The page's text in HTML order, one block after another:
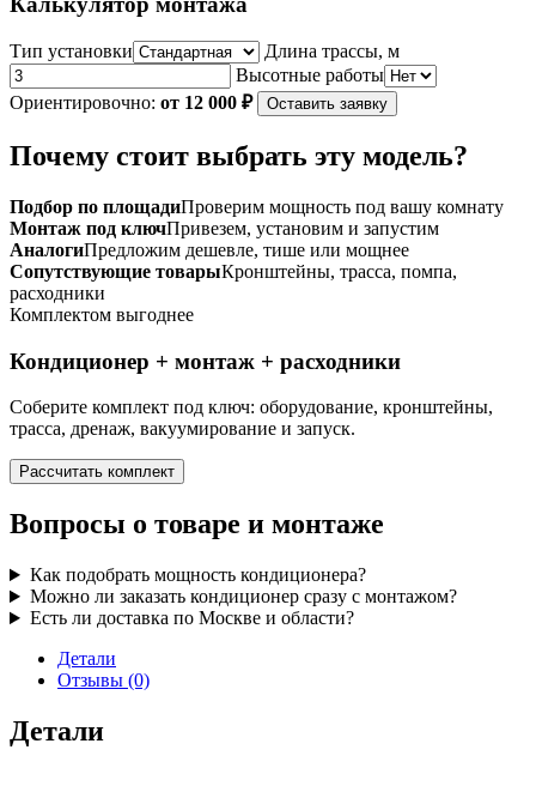
Тип установки
Длина трассы, м
Высотные работы
Ориентировочно: от 12 000 ₽ Оставить заявку
Почему стоит выбрать эту модель?
Подбор по площадиПроверим мощность под вашу комнату
Монтаж под ключПривезем, установим и запустим
АналогиПредложим дешевле, тише или мощнее
Сопутствующие товарыКронштейны, трасса, помпа,
расходники
Комплектом выгоднее
Кондиционер + монтаж + расходники
Соберите комплект под ключ: оборудование, кронштейны,
трасса, дренаж, вакуумирование и запуск.
Рассчитать комплект
Вопросы о товаре и монтаже
Как подобрать мощность кондиционера?
Можно ли заказать кондиционер сразу с монтажом?
Есть ли доставка по Москве и области?
Детали
Отзывы (0)
Детали